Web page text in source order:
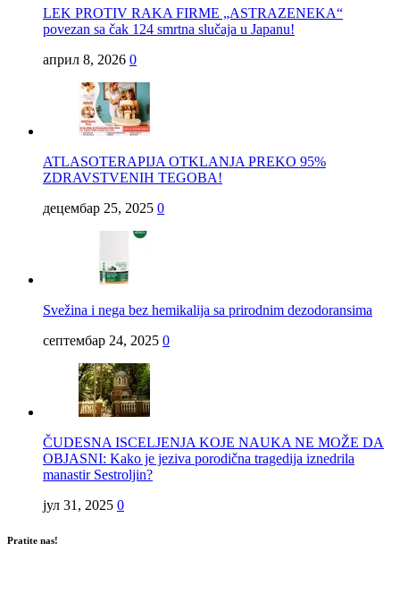
LEK PROTIV RAKA FIRME „ASTRAZENEKA“
povezan sa čak 124 smrtna slučaja u Japanu!
април 8, 2026 0
ATLASOTERAPIJA OTKLANJA PREKO 95%
ZDRAVSTVENIH TEGOBA!
децембар 25, 2025 0
Svežina i nega bez hemikalija sa prirodnim dezodoransima
септембар 24, 2025 0
ČUDESNA ISCELJENJA KOJE NAUKA NE MOŽE DA
OBJASNI: Kako je jeziva porodična tragedija iznedrila
manastir Sestroljin?
јул 31, 2025 0
Pratite nas!